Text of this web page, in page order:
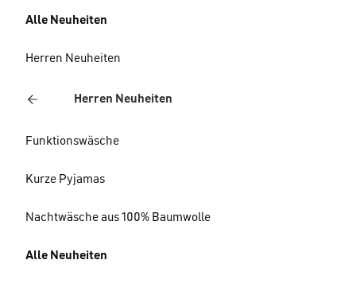
Alle Neuheiten
Herren Neuheiten
Herren Neuheiten
Funktionswäsche
Kurze Pyjamas
Nachtwäsche aus 100% Baumwolle
Alle Neuheiten